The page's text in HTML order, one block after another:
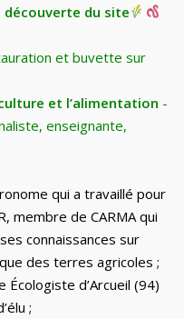
du site
et buvette sur
et l’alimentation -
enseignante,
qui a travaillé pour
membre de CARMA qui
connaissances sur
des terres agricoles ;
Écologiste d’Arcueil (94)
;